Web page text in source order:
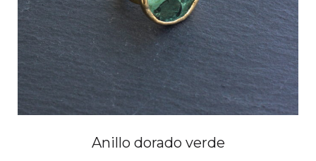
Anillo dorado verde